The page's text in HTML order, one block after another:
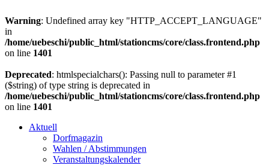
Warning: Undefined array key "HTTP_ACCEPT_LANGUAGE"
in
/home/uebeschi/public_html/stationcms/core/class.frontend.php
on line 1401
Deprecated: htmlspecialchars(): Passing null to parameter #1
($string) of type string is deprecated in
/home/uebeschi/public_html/stationcms/core/class.frontend.php
on line 1401
Aktuell
Dorfmagazin
Wahlen / Abstimmungen
Veranstaltungskalender